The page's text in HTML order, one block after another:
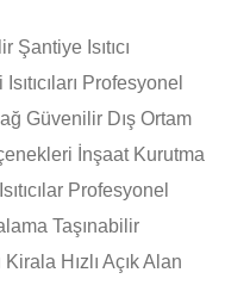
Şantiye Isıtıcı
Profesyonel
Güvenilir Dış Ortam
İnşaat Kurutma
Profesyonel
Taşınabilir
Hızlı Açık Alan